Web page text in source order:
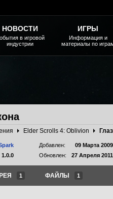
Elder Scrolls 4: Oblivion
1.0.0
Добавлен:
09 Марта 2009
Обновлен:
27 Апреля 2011
1 ФАЙЛЫ 1
НОВОСТИ
в игровой
индустрии
ИГРЫ
Информация и
материалы по